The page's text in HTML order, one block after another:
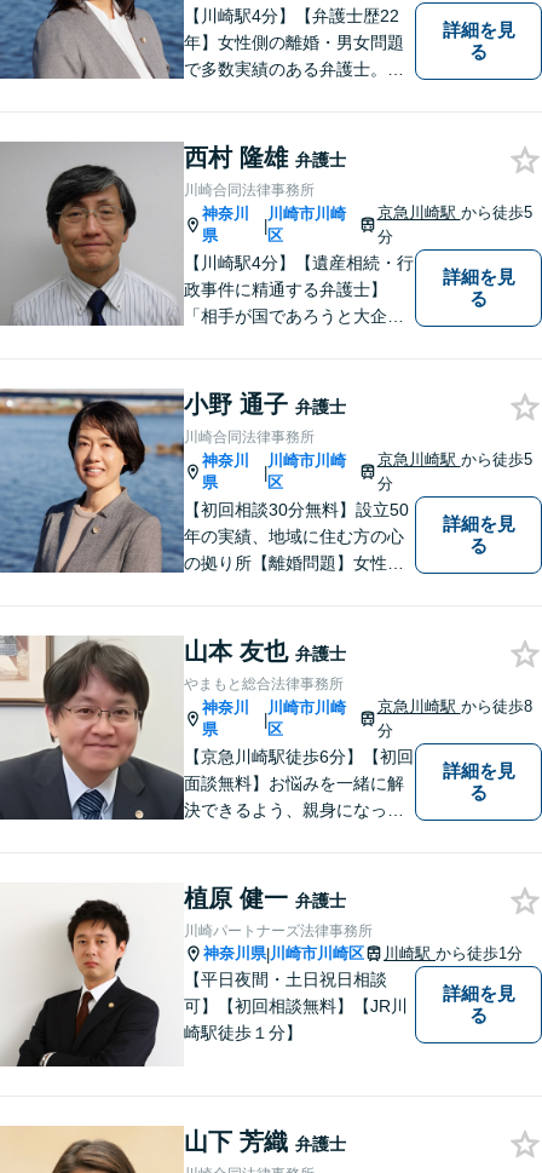
【川崎駅4分】【弁護士歴22
年】女性側の離婚・男女問題
で多数実績のある弁護士。画
自覚を持ち、ご一緒に解決へ
の 道を考えてまいります。ま
ずはお気軽にご相談くださ
い！【子連れ相談OK】
詳細を見
る
西村 隆雄 弁護士
川崎合同法律事務所
神奈川
県
|
川崎市川崎
区
京急川崎駅 から徒歩5
分
【川崎駅4分】【遺産相続・行
政事件に精通する弁護士】
「相手が国であろうと大企業
いく」ことがモットーです。
どんな事案でも、依頼者様の
状況をしっかり把握し、ご希
望される解決へと尽力しま
す。
詳細を見
る
小野 通子 弁護士
川崎合同法律事務所
神奈川
県
|
川崎市川崎
区
京急川崎駅 から徒歩5
分
【初回相談30分無料】設立50
年の実績、地域に住む方の心
の拠り所【離婚問題】女性弁
イスを【労働問題】労働者側
に特化 精神的なケアも視野
に入れて、真摯に対応します
【京急川崎駅4分】【休日面談
OK】
詳細を見
る
山本 友也 弁護士
やまもと総合法律事務所
神奈川
県
|
川崎市川崎
区
京急川崎駅 から徒歩8
分
【京急川崎駅徒歩6分】【初回
面談無料】お悩みを一緒に解
決できるよう、親身になっ
事故／相続／離婚／労働／債
務整理／刑事事件／企業法務
など、幅広く対応。【当日／
夜間／休日対応可能】お気軽
にご相談下さい。
詳細を見
る
植原 健一 弁護士
川崎パートナーズ法律事務所
神奈川県|川崎市川崎区 川崎駅 から徒歩1分
【平日夜間・土日祝日相談
可】【初回相談無料】【JR川
崎駅徒歩１分】
詳細を見
る
山下 芳織 弁護士